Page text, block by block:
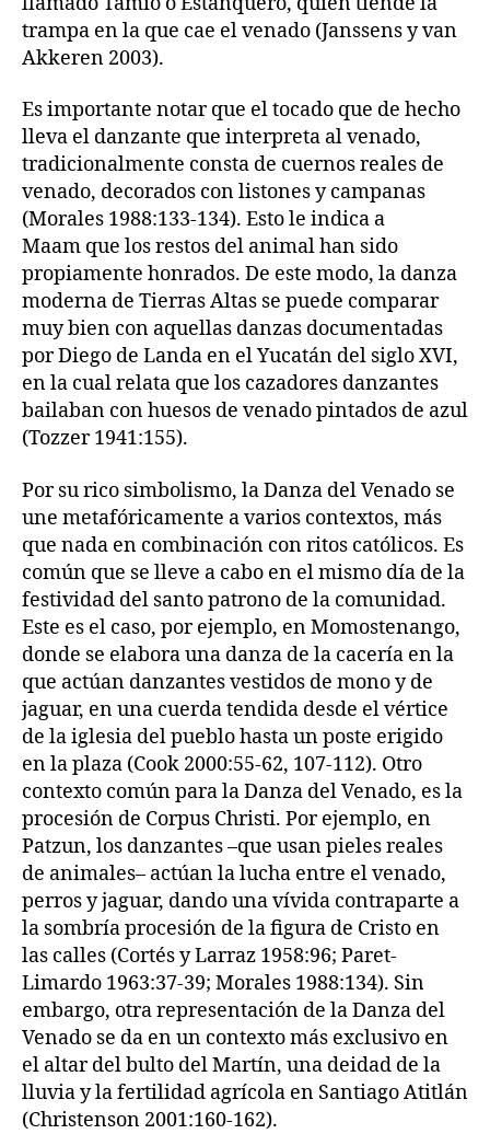
trampa en la que cae el venado (Janssens y van
Akkeren 2003).
Es importante notar que el tocado que de hecho
lleva el danzante que interpreta al venado,
tradicionalmente consta de cuernos reales de
venado, decorados con listones y campanas
(Morales 1988:133-134). Esto le indica a
Maam que los restos del animal han sido
propiamente honrados. De este modo, la danza
moderna de Tierras Altas se puede comparar
muy bien con aquellas danzas documentadas
por Diego de Landa en el Yucatán del siglo XVI,
en la cual relata que los cazadores danzantes
bailaban con huesos de venado pintados de azul
(Tozzer 1941:155).
Por su rico simbolismo, la Danza del Venado se
une metafóricamente a varios contextos, más
que nada en combinación con ritos católicos. Es
común que se lleve a cabo en el mismo día de la
festividad del santo patrono de la comunidad.
Este es el caso, por ejemplo, en Momostenango,
donde se elabora una danza de la cacería en la
que actúan danzantes vestidos de mono y de
jaguar, en una cuerda tendida desde el vértice
de la iglesia del pueblo hasta un poste erigido
en la plaza (Cook 2000:55-62, 107-112). Otro
contexto común para la Danza del Venado, es la
procesión de Corpus Christi. Por ejemplo, en
Patzun, los danzantes –que usan pieles reales
de animales– actúan la lucha entre el venado,
perros y jaguar, dando una vívida contraparte a
la sombría procesión de la figura de Cristo en
las calles (Cortés y Larraz 1958:96; Paret-
Limardo 1963:37-39; Morales 1988:134). Sin
embargo, otra representación de la Danza del
Venado se da en un contexto más exclusivo en
el altar del bulto del Martín, una deidad de la
lluvia y la fertilidad agrícola en Santiago Atitlán
(Christenson 2001:160-162).